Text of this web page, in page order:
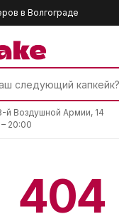
в Волгограде
й Воздушной Армии, 14
20:00
404